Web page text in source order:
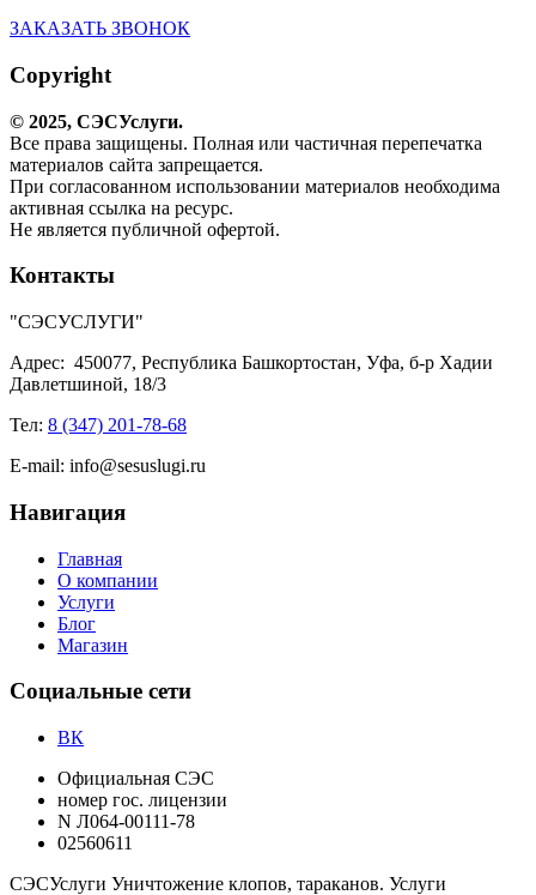
ЗАКАЗАТЬ ЗВОНОК
Copyright
© 2025, СЭСУслуги.
Все права защищены. Полная или частичная перепечатка
материалов сайта запрещается.
При согласованном использовании материалов необходима
активная ссылка на ресурс.
Не является публичной офертой.
Контакты
"СЭСУСЛУГИ"
Адрес: 450077, Республика Башкортостан, Уфа, б-р Хадии
Давлетшиной, 18/3
Тел: 8 (347) 201-78-68
E-mail: info@sesuslugi.ru
Навигация
Главная
О компании
Услуги
Блог
Магазин
Социальные сети
ВК
Официальная СЭС
номер гос. лицензии
N Л064-00111-78
02560611
СЭСУслуги Уничтожение клопов, тараканов. Услуги